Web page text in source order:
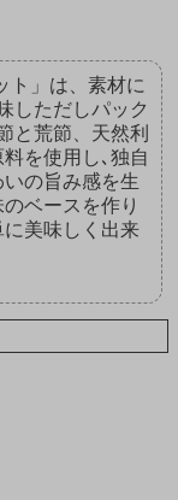
ト」は、素材に
しただしパック
と荒節、天然利
を使用し､独自
の旨み感を生
ベースを作り
に美味しく出来